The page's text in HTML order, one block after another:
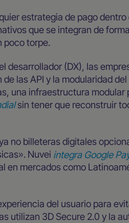
estrategia de pago
que se integran de
poco torpe.
desarrollador (DX), las
las API y la modularidad
una infraestructura modular
sin tener que reconstruir
no billeteras digitales
Nuvei integra Google
en mercados como
del usuario para
utilizan 3D Secure 2.0 y la